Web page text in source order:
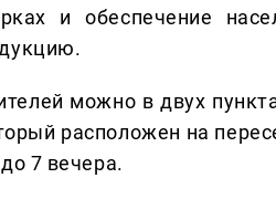
и обеспечение
можно в двух
расположен на
7 вечера.